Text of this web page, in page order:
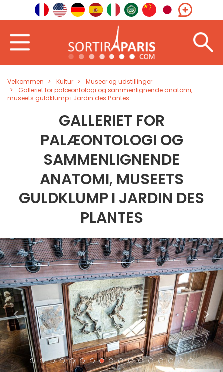
Velkommen Kultur
Museer og udstillinger
Galleriet for palæontologi og sammenlignende anatomi,
museets guldklump i Jardin des Plantes
GALLERIET FOR
PALÆONTOLOGI OG
SAMMENLIGNENDE
ANATOMI, MUSEETS
GULDKLUMP I JARDIN DES
PLANTES
< >